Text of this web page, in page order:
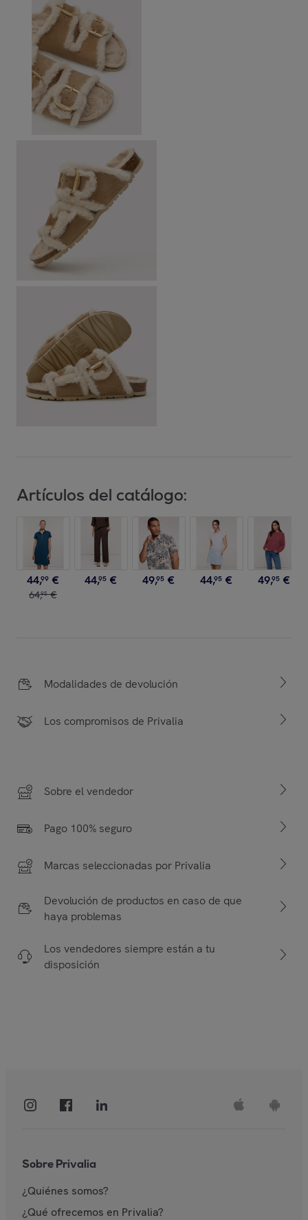
Artículos del catálogo:
44,99 €
64,95 €
44,95 € 49,95 € 44,95 € 49,95 €
Modalidades de devolución
Los compromisos de Privalia
Sobre el vendedor
Pago 100% seguro
Marcas seleccionadas por Privalia
Devolución de productos en caso de que
haya problemas
Los vendedores siempre están a tu
disposición
Sobre Privalia
¿Quiénes somos?
¿Qué ofrecemos en Privalia?